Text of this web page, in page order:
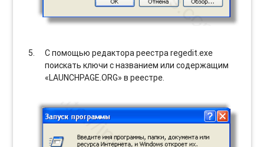
С помощью редактора реестра regedit.exe
поискать ключи с названием или содержащим
«LAUNCHPAGE.ORG» в реестре.